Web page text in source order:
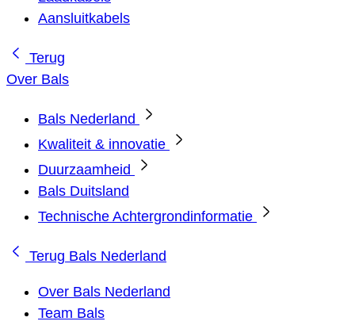
Aansluitkabels
Terug
Over Bals
Bals Nederland
Kwaliteit & innovatie
Duurzaamheid
Bals Duitsland
Technische Achtergrondinformatie
Terug Bals Nederland
Over Bals Nederland
Team Bals